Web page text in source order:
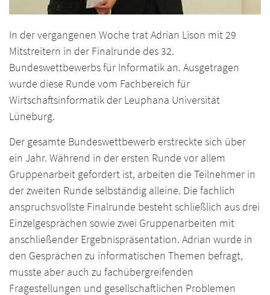
In der vergangenen Woche trat Adrian Lison mit 29
Mitstreitern in der Finalrunde des 32.
Bundeswettbewerbs für Informatik an. Ausgetragen
wurde diese Runde vom Fachbereich für
Wirtschaftsinformatik der Leuphana Universität
Lüneburg.
Der gesamte Bundeswettbewerb erstreckte sich über
ein Jahr. Während in der ersten Runde vor allem
Gruppenarbeit gefordert ist, arbeiten die Teilnehmer in
der zweiten Runde selbständig alleine. Die fachlich
anspruchsvollste Finalrunde besteht schließlich aus drei
Einzelgesprächen sowie zwei Gruppenarbeiten mit
anschließender Ergebnispräsentation. Adrian wurde in
den Gesprächen zu informatischen Themen befragt,
musste aber auch zu fachübergreifenden
Fragestellungen und gesellschaftlichen Problemen